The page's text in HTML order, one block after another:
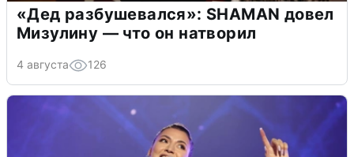
«Дед разбушевался»: SHAMAN довел
Мизулину — что он натворил
4 августа 126